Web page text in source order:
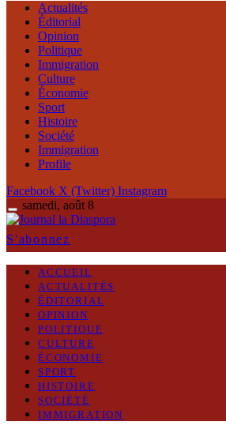
Actualités
Éditorial
Opinion
Politique
Immigration
Culture
Économie
Sport
Histoire
Société
Immigration
Profile
Facebook X (Twitter) Instagram
samedi, août 8
S'abonnez
ACCUEIL
ACTUALITÉS
ÉDITORIAL
OPINION
POLITIQUE
CULTURE
ÉCONOMIE
SPORT
HISTOIRE
SOCIÉTÉ
IMMIGRATION